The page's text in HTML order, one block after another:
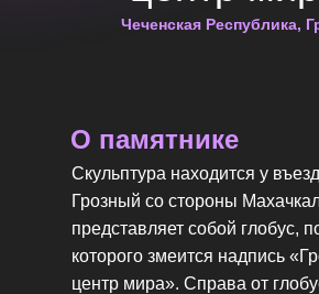
Чеченская Республика,
О памятнике
Скульптура находится у
Грозный со стороны
представляет собой глобус,
которого змеится надпись
центр мира». Справа от